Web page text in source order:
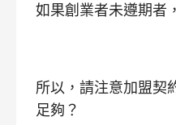
如果創業者未遵期者
所以，請注意加盟契
足夠？